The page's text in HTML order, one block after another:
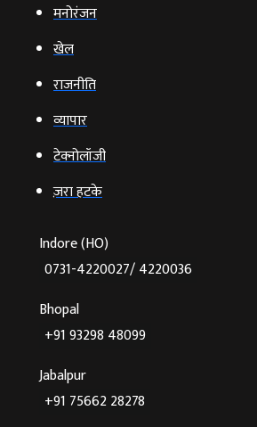
मनोरंजन
खेल
राजनीति
व्‍यापार
टेक्‍नोलॉजी
ज़रा हटके
Indore (HO)
0731-4220027/ 4220036
Bhopal
+91 93298 48099
Jabalpur
+91 75662 28278